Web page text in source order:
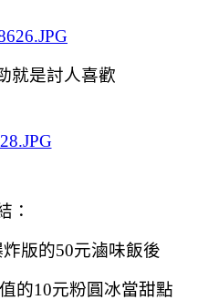
就是討人喜歡
：
版的50元滷味飯後
的10元粉圓冰當甜點